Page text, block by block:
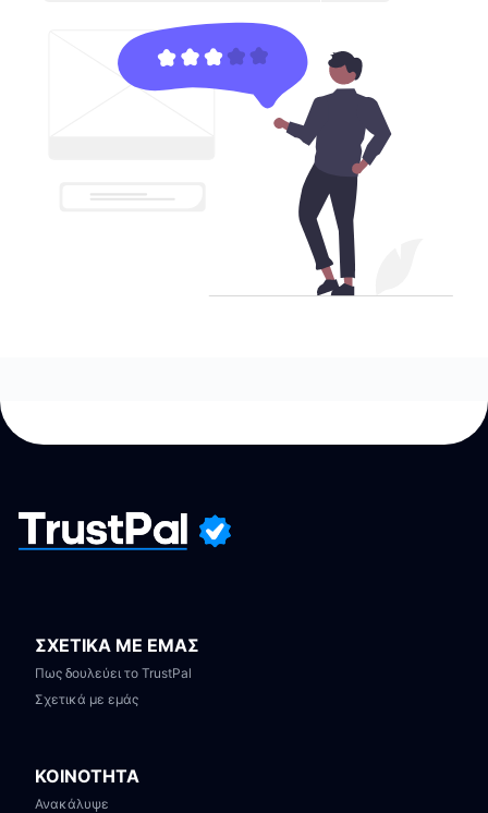
ΣΧΕΤΙΚΑ ΜΕ ΕΜΑΣ
Πως δουλεύει το TrustPal
Σχετικά με εμάς
ΚΟΙΝΟΤΗΤΑ
Ανακάλυψε